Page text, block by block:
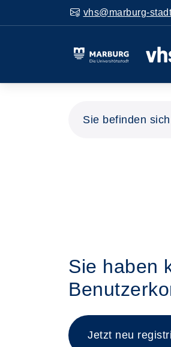
vhs@marburg-
Sie befinden
Sie haben
Jetzt neu